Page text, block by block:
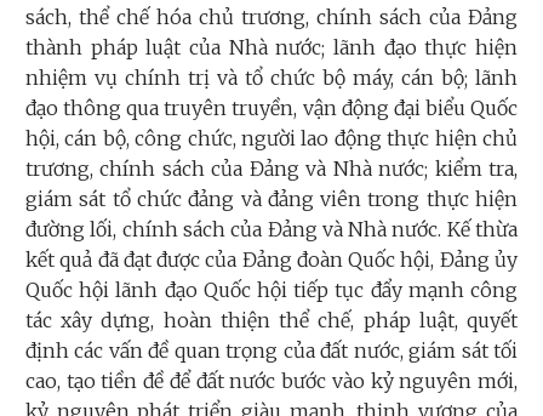
sách, thể chế hóa chủ trương, chính sách của Đảng
thành pháp luật của Nhà nước; lãnh đạo thực hiện
nhiệm vụ chính trị và tổ chức bộ máy, cán bộ; lãnh
đạo thông qua truyên truyền, vận động đại biểu Quốc
hội, cán bộ, công chức, người lao động thực hiện chủ
trương, chính sách của Đảng và Nhà nước; kiểm tra,
giám sát tổ chức đảng và đảng viên trong thực hiện
đường lối, chính sách của Đảng và Nhà nước. Kế thừa
kết quả đã đạt được của Đảng đoàn Quốc hội, Đảng ủy
Quốc hội lãnh đạo Quốc hội tiếp tục đẩy mạnh công
tác xây dựng, hoàn thiện thể chế, pháp luật, quyết
định các vấn đề quan trọng của đất nước, giám sát tối
cao, tạo tiền đề để đất nước bước vào kỷ nguyên mới,
kỷ nguyên phát triển giàu mạnh, thịnh vượng của